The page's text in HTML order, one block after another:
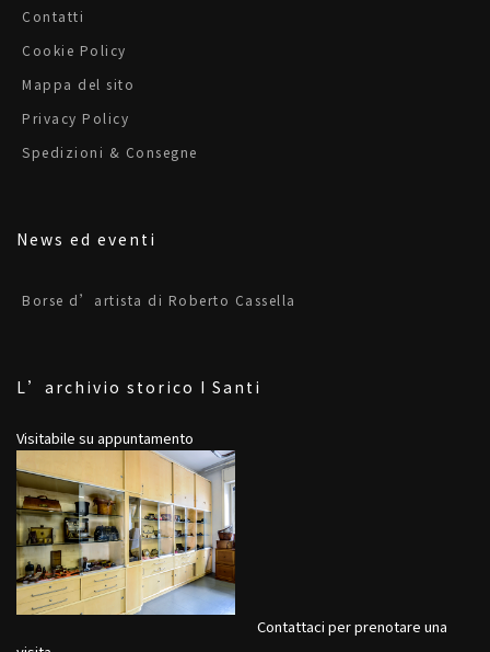
Contatti
Cookie Policy
Mappa del sito
Privacy Policy
Spedizioni & Consegne
News ed eventi
Borse d’artista di Roberto Cassella
L’archivio storico I Santi
Visitabile su appuntamento
Contattaci per prenotare una